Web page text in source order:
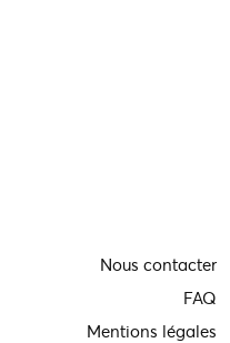
Nous contacter
FAQ
Mentions légales